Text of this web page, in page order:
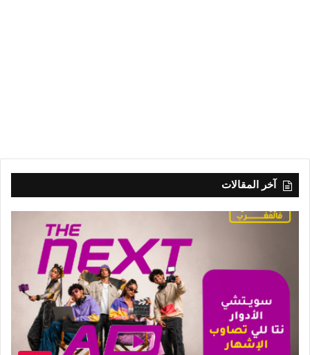
آخر المقالات